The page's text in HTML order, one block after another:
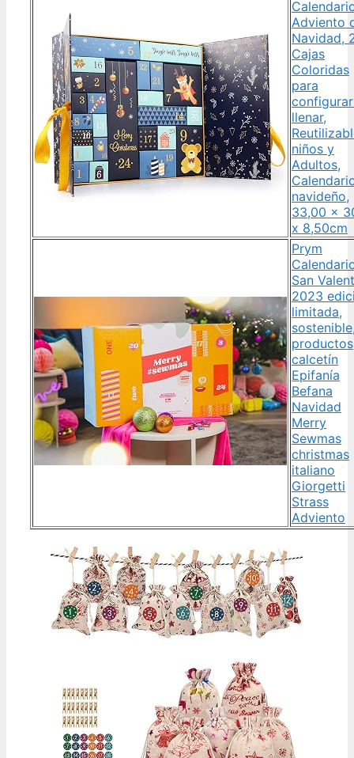
Adviento
Navidad,
Cajas
Coloridas
para
llenar,
niños y
Adultos,
navideño,
33,00 x
x 8,50cm
Prym
San
2023
limitada,
productos
calcetín
Epifanía
Befana
Navidad
Merry
Sewmas
christmas
italiano
Giorgetti
Strass
Adviento